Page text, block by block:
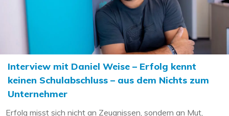
Interview mit Daniel Weise – Erfolg kennt
keinen Schulabschluss – aus dem Nichts zum
Unternehmer
Erfolg misst sich nicht an Zeugnissen, sondern an Mut,